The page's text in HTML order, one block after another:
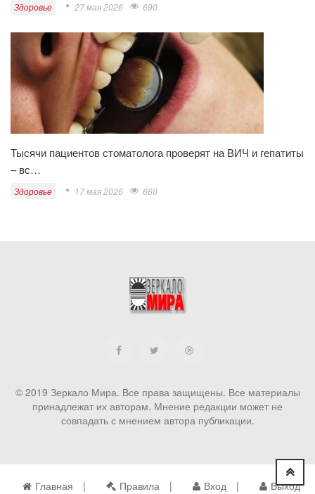
Здоровье 27 мая 2026 690
Тысячи пациентов стоматолога проверят на ВИЧ и гепатиты
– вс…
Здоровье 17 мая 2026 660
© 2019 Зеркало Мира. Все права защищены. Все материалы
принадлежат их авторам. Мнение редакции может не
совпадать с мнением автора публикации.
Главная Правила Вход Выход